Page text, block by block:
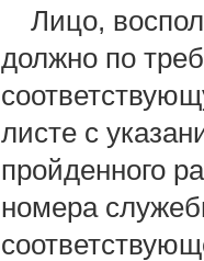
Лицо,
должно по
листе с
пройденного
номера